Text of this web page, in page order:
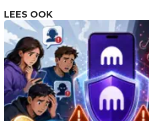
LEES OOK